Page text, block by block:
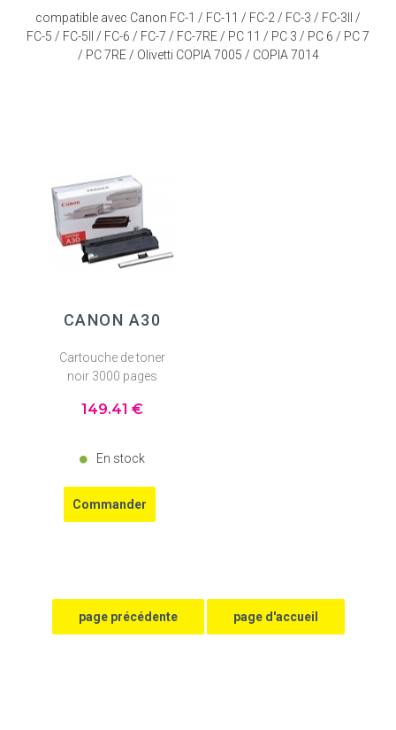
compatible avec Canon FC-1 / FC-11 / FC-2 / FC-3 / FC-3II /
FC-5 / FC-5II / FC-6 / FC-7 / FC-7RE / PC 11 / PC 3 / PC 6 / PC 7
/ PC 7RE / Olivetti COPIA 7005 / COPIA 7014
CANON A30
Cartouche de toner
noir 3000 pages
149.41 €
En stock